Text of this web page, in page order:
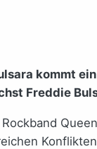
kommt
Freddie